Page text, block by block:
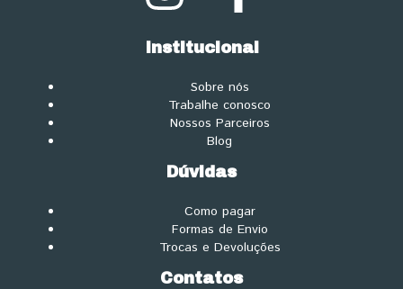
Institucional
Sobre nós
Trabalhe conosco
Nossos Parceiros
Blog
Dúvidas
Como pagar
Formas de Envio
Trocas e Devoluções
Contatos